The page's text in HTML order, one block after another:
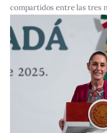
compartidos entre las tres